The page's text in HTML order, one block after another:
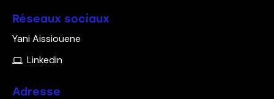
Réseaux sociaux
Yani Aissiouene
Linkedin
Adresse